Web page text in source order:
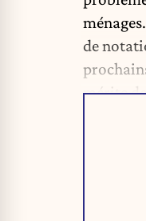
de
mérite